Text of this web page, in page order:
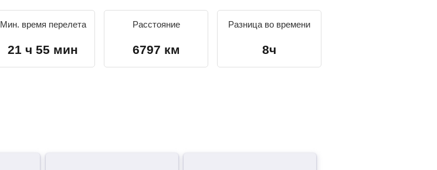
Мин. время перелета
21 ч 55 мин
Расстояние
6797 км
Разница во времени
8ч